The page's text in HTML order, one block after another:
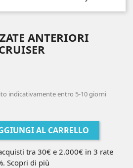
ANTERIORI
indicativamente entro 5-10 giorni
AL CARRELLO
tra 30€ e 2.000€ in 3 rate
Scopri di più